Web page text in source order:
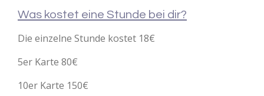
Was kostet eine Stunde bei dir?
Die einzelne Stunde kostet 18€
5er Karte 80€
10er Karte 150€